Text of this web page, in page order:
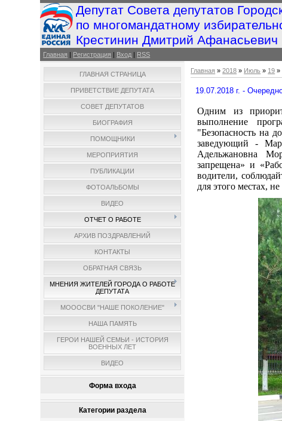
Депутат Совета депутатов
по многомандатному
Крестинин Дмитрий Афанасьевич
Главная | Регистрация | Вход | RSS
ГЛАВНАЯ СТРАНИЦА
ПРИВЕТСТВИЕ ДЕПУТАТА
СОВЕТ ДЕПУТАТОВ
БИОГРАФИЯ
ПОМОЩНИКИ
МЕРОПРИЯТИЯ
ПУБЛИКАЦИИ
ФОТОАЛЬБОМЫ
ВИДЕО
ОТЧЕТ О РАБОТЕ
АРХИВ ПОЗДРАВЛЕНИЙ
КОНТАКТЫ
ОБРАТНАЯ СВЯЗЬ
МНЕНИЯ ЖИТЕЛЕЙ ГОРОДА О РАБОТЕ
ДЕПУТАТА
МОООСВИ "НАШЕ ПОКОЛЕНИЕ"
НАША ПАМЯТЬ
ГЕРОИ НАШЕЙ СЕМЬИ - ИСТОРИЯ
ВОЕННЫХ ЛЕТ
ВИДЕО
Форма входа
Категории раздела
Главная »2018 » Июль » 19 »
19.07.2018 г. -
Одним из
выполнение
"Безопасность на
заведующий -
Адельжановна
запрещена» и
водители,
для этого местах,